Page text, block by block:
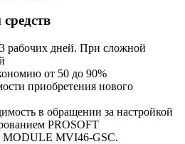
рабочих дней. При сложной
от 50 до 90%
приобретения нового
в обращении за настройкой
PROSOFT
MVI46-GSC.